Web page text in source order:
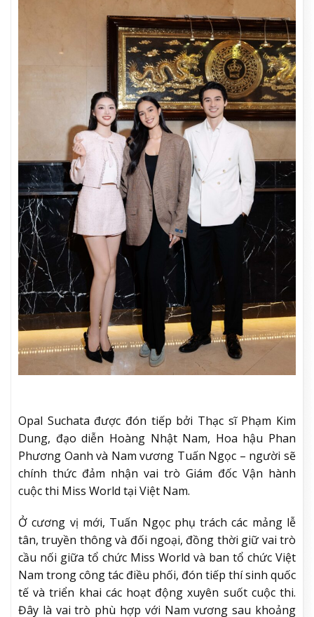
Opal Suchata được đón tiếp bởi Thạc sĩ Phạm Kim
Dung, đạo diễn Hoàng Nhật Nam, Hoa hậu Phan
Phương Oanh và Nam vương Tuấn Ngọc – người sẽ
chính thức đảm nhận vai trò Giám đốc Vận hành
cuộc thi Miss World tại Việt Nam.
Ở cương vị mới, Tuấn Ngọc phụ trách các mảng lễ
tân, truyền thông và đối ngoại, đồng thời giữ vai trò
cầu nối giữa tổ chức Miss World và ban tổ chức Việt
Nam trong công tác điều phối, đón tiếp thí sinh quốc
tế và triển khai các hoạt động xuyên suốt cuộc thi.
Đây là vai trò phù hợp với Nam vương sau khoảng